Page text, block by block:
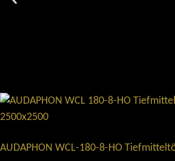
AUDAPHON WCL-180-8-HO